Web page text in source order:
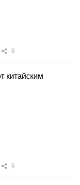
9
китайским
9